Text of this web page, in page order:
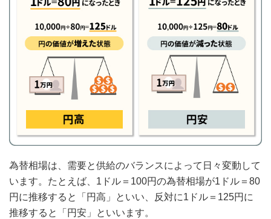
為替相場は、需要と供給のバランスによって日々変動して
います。たとえば、1ドル＝100円の為替相場が1ドル＝80
円に推移すると「円高」といい、反対に1ドル＝125円に
推移すると「円安」といいます。